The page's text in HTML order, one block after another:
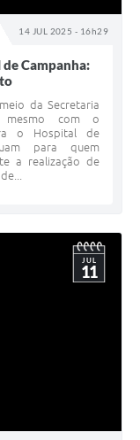
14 JUL 2025 - 16h29
Campanha:
da Secretaria
mesmo com o
o Hospital de
para quem
a realização de
JUL
11